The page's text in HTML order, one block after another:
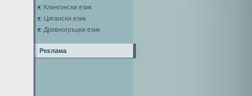
Клингонски език
Цигански език
Древногръцки език
Реклама